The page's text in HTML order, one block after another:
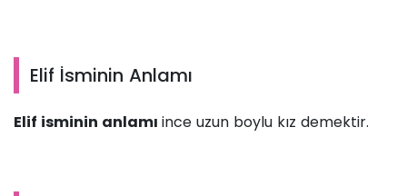
Elif İsminin Anlamı
Elif isminin anlamı ince uzun boylu kız demektir.